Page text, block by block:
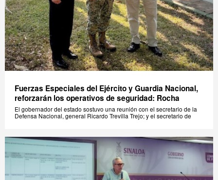
Fuerzas Especiales del Ejército y Guardia Nacional,
reforzarán los operativos de seguridad: Rocha
El gobernador del estado sostuvo una reunión con el secretario de la
Defensa Nacional, general Ricardo Trevilla Trejo; y el secretario de